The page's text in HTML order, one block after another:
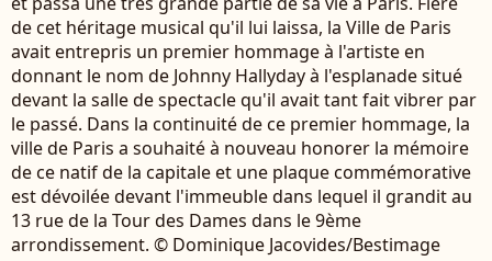
de cet héritage musical qu'il lui laissa, la Ville de Paris
avait entrepris un premier hommage à l'artiste en
donnant le nom de Johnny Hallyday à l'esplanade situé
devant la salle de spectacle qu'il avait tant fait vibrer par
le passé. Dans la continuité de ce premier hommage, la
ville de Paris a souhaité à nouveau honorer la mémoire
de ce natif de la capitale et une plaque commémorative
est dévoilée devant l'immeuble dans lequel il grandit au
13 rue de la Tour des Dames dans le 9ème
arrondissement. © Dominique Jacovides/Bestimage